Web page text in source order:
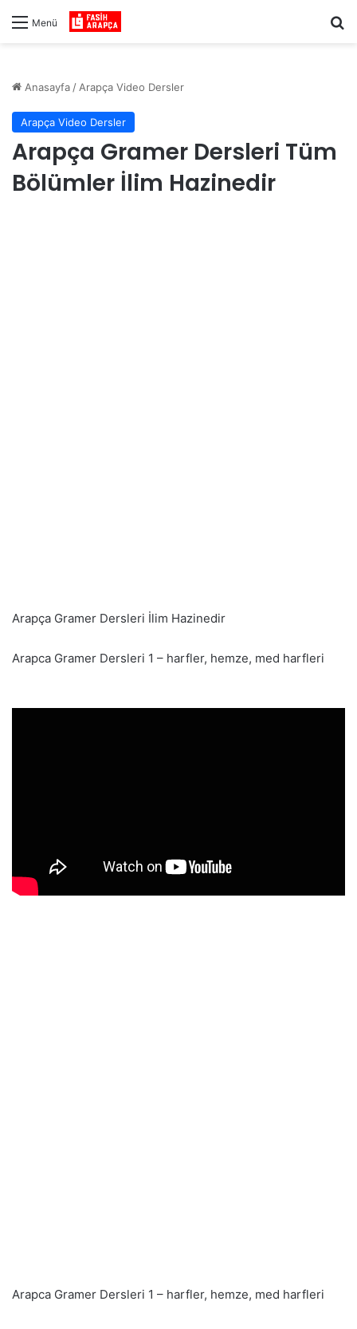
Menü
Anasayfa / Arapça Video Dersler
Arapça Video Dersler
Arapça Gramer Dersleri Tüm
Bölümler İlim Hazinedir
Arapça Gramer Dersleri İlim Hazinedir
Arapca Gramer Dersleri 1 – harfler, hemze, med harfleri
Arapca Gramer Dersleri 1 – harfler, hemze, med harfleri